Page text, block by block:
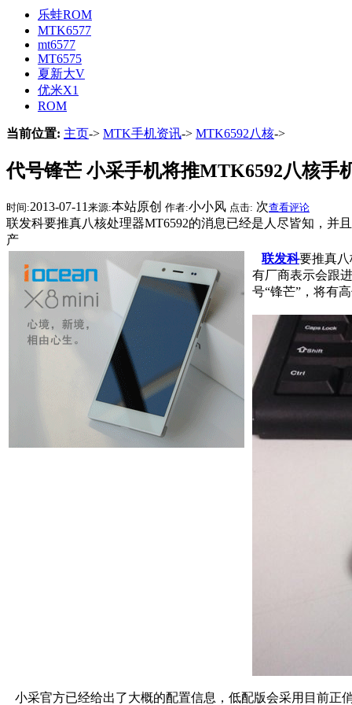
乐蛙ROM
MTK6577
mt6577
MT6575
夏新大V
优米X1
ROM
当前位置: 主页-> MTK手机资讯-> MTK6592八核->
代号锋芒 小采手机将推MTK6592八核手
时间:2013-07-11 来源:本站原创 作者:小小风 点击: 次查看评论
联发科要推真八核处理器MT6592的消息已经是人尽皆知，并
产
联发科要推真
有厂商表示会跟
号“锋芒”，将有
小采官方已经给出了大概的配置信息，低配版会采用目前正